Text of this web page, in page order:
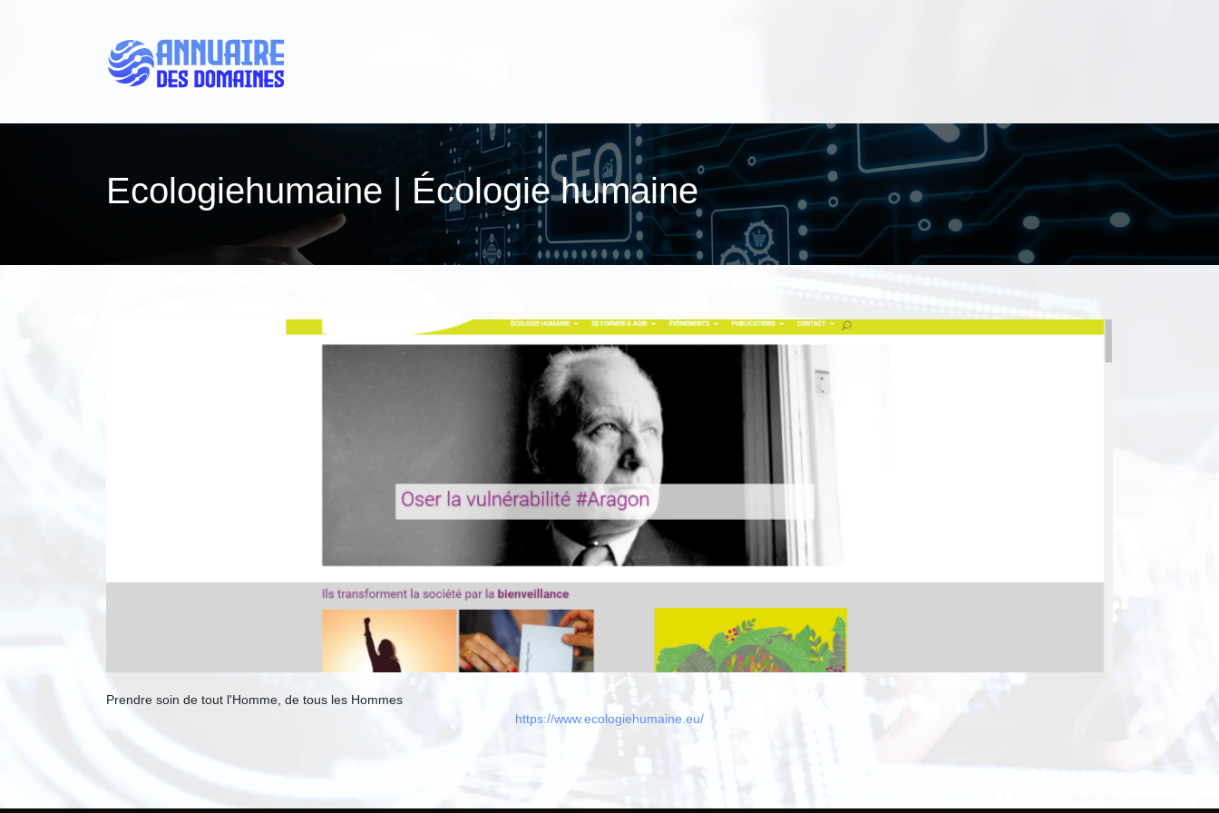
Ecologiehumai­ne | Écologie humaine
Prendre soin de tout l'Homme, de tous les Hommes
https://www.ecologiehumaine.eu/